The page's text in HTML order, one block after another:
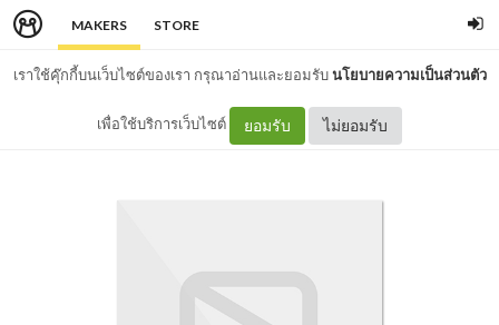
MAKERS STORE
เราใช้คุ๊กกี้บนเว็บไซต์ของเรา กรุณาอ่านและยอมรับนโยบายความเป็นส่วนตัว
เพื่อใช้บริการเว็บไซต์ ยอมรับ ไม่ยอมรับ